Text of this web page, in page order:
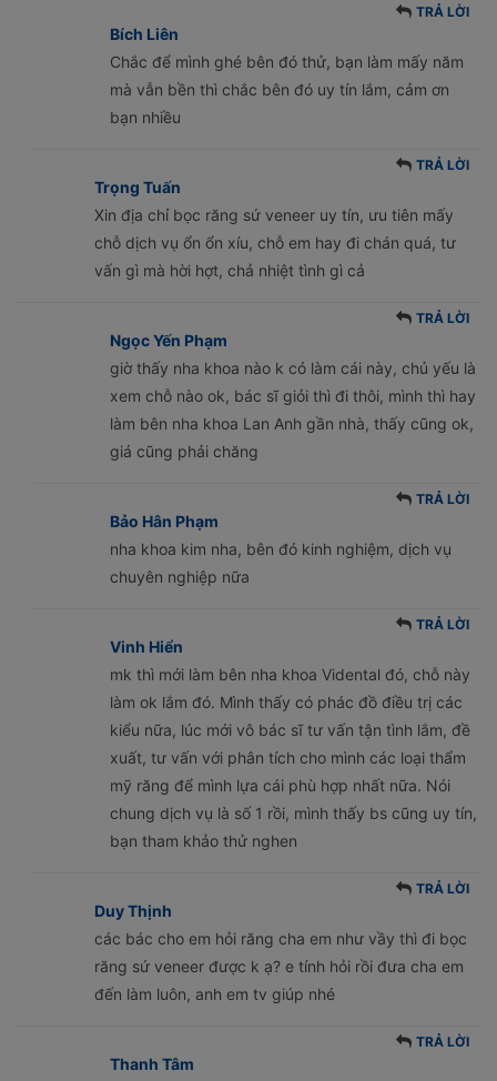
Bích Liên
TRẢ LỜI
Chắc để mình ghé bên đó thử, bạn làm mấy năm
mà vẫn bền thì chắc bên đó uy tín lắm, cảm ơn
bạn nhiều
Trọng Tuấn
TRẢ LỜI
Xin địa chỉ bọc răng sứ veneer uy tín, ưu tiên mấy
chỗ dịch vụ ổn ổn xíu, chỗ em hay đi chán quá, tư
vấn gì mà hời hợt, chả nhiệt tình gì cả
Ngọc Yến Phạm
TRẢ LỜI
giờ thấy nha khoa nào k có làm cái này, chủ yếu là
xem chỗ nào ok, bác sĩ giỏi thì đi thôi, mình thì hay
làm bên nha khoa Lan Anh gần nhà, thấy cũng ok,
giá cũng phải chăng
Bảo Hân Phạm
TRẢ LỜI
nha khoa kim nha, bên đó kinh nghiệm, dịch vụ
chuyên nghiệp nữa
Vinh Hiển
TRẢ LỜI
mk thì mới làm bên nha khoa Vidental đó, chỗ này
làm ok lắm đó. Mình thấy có phác đồ điều trị các
kiểu nữa, lúc mới vô bác sĩ tư vấn tận tình lắm, đề
xuất, tư vấn với phân tích cho mình các loại thẩm
mỹ răng để mình lựa cái phù hợp nhất nữa. Nói
chung dịch vụ là số 1 rồi, mình thấy bs cũng uy tín,
bạn tham khảo thử nghen
Duy Thịnh
TRẢ LỜI
các bác cho em hỏi răng cha em như vầy thì đi bọc
răng sứ veneer được k ạ? e tính hỏi rồi đưa cha em
đến làm luôn, anh em tv giúp nhé
Thanh Tâm
TRẢ LỜI